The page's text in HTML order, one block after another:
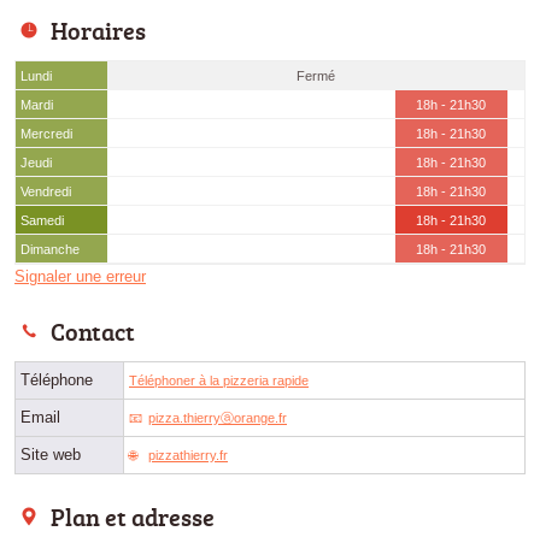
Horaires
Lundi
Fermé
Mardi
18h - 21h30
Mercredi
18h - 21h30
Jeudi
18h - 21h30
Vendredi
18h - 21h30
Samedi
18h - 21h30
Dimanche
18h - 21h30
Signaler une erreur
Contact
Téléphone Téléphoner à la pizzeria rapide
Email pizza.thierryⓐorange.fr
Site web pizzathierry.fr
Plan et adresse